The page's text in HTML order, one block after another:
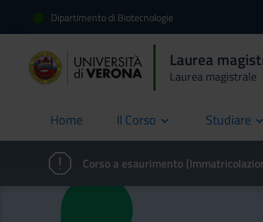
Dipartimento di Biotecnologie
Laurea
Laurea magistrale
Home
current Il Corso Studiare
Corso a esaurimento